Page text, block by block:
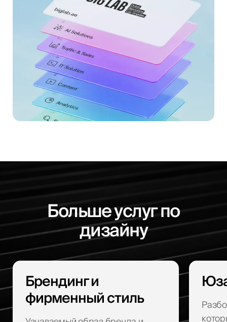
Больше услуг по
дизайну
Брендинг и
фирменный стиль